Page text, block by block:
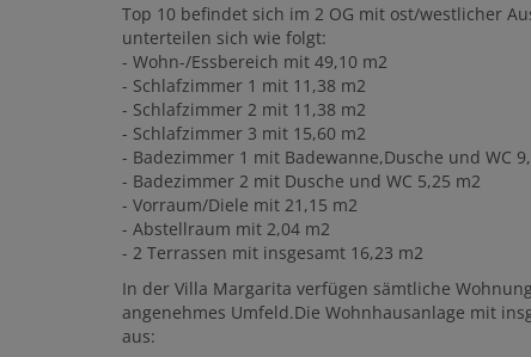
Top 10 befindet sich im 2 OG mit ost/westlicher
unterteilen sich wie folgt:
- Wohn-/Essbereich mit 49,10 m2
- Schlafzimmer 1 mit 11,38 m2
- Schlafzimmer 2 mit 11,38 m2
- Schlafzimmer 3 mit 15,60 m2
- Badezimmer 1 mit Badewanne,Dusche und WC
- Badezimmer 2 mit Dusche und WC 5,25 m2
- Vorraum/Diele mit 21,15 m2
- Abstellraum mit 2,04 m2
- 2 Terrassen mit insgesamt 16,23 m2
In der Villa Margarita verfügen sämtliche
angenehmes Umfeld.Die Wohnhausanlage mit
aus: